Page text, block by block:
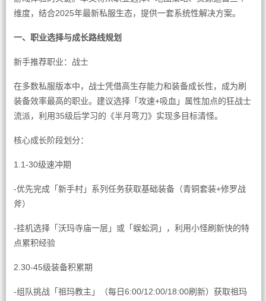
维度，结合2025年最新私服生态，提供一套系统性解决方案。
一、职业选择与成长路线规划
新手推荐职业：战士
在多数私服版本中，战士凭借高生存能力和装备成长性，成为刷
装备效率最高的职业。建议选择「攻速+吸血」属性加点的狂战士
流派，利用35级后学习的《半月弯刀》实现多目标清怪。
核心成长阶段划分：
1.1-30级速冲期
-优先完成「新手村」系列任务获取基础装备（青铜套装+修罗战
斧）
-挂机选择「沃玛寺庙一层」或「蜈蚣洞」，利用小怪刷新快的特
点累积经验
2.30-45级装备积累期
-组队挑战「祖玛教主」（每日6:00/12:00/18:00刷新）获取祖玛